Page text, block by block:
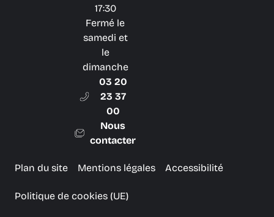
17:30
Fermé le
samedi et
le
dimanche
03 20
23 37
00
Nous
contacter
Plan du site Mentions légales Accessibilité
Politique de cookies (UE)